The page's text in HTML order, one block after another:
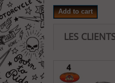
Add to cart
LES